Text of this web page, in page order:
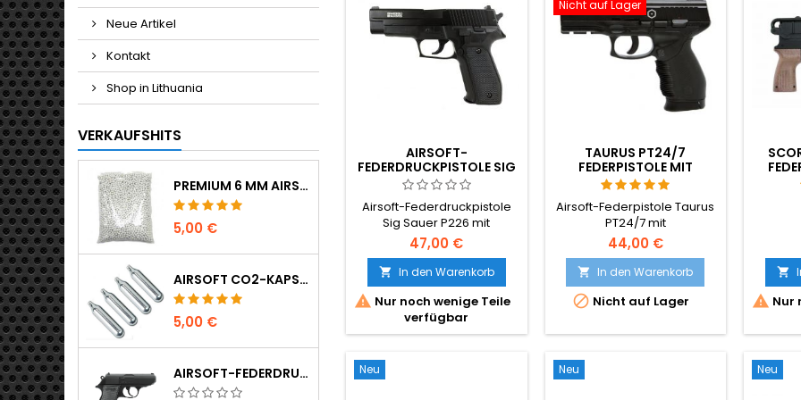
Neue Artikel
Kontakt
Shop in Lithuania
VERKAUFSHITS
PREMIUM 6 MM AIRSOFT BBS 0,20 G - 1000 SCHUSS, NICHT KLEMMEND, GERADE SCHIESSEND
5,00 €
AIRSOFT CO2-KAPSELN 12G 5ER-PACK - HERGESTELLT IN UNGARN, EU, PREMIUM QUALITÄT
5,00 €
AIRSOFT-FEDERDRUCKPISTOLE WALTHER PPK/S
AIRSOFT-
FEDERDRUCKPISTOLE SIG
SAUER P226 MIT
METALLSCHLITTEN
Airsoft-Federdruckpistole
Sig Sauer P226 mit
Metallschlitten
47,00 €
 In den Warenkorb
 Nur noch wenige Teile
verfügbar
Nicht auf Lager
TAURUS PT24/7
FEDERPISTOLE MIT
SCHLITTENARRETIERUNG
Airsoft-Federpistole Taurus
PT24/7 mit
Schlittenarretierung.
44,00 €
 In den Warenkorb
 Nicht auf Lager

 Nur
Neu Neu Neu